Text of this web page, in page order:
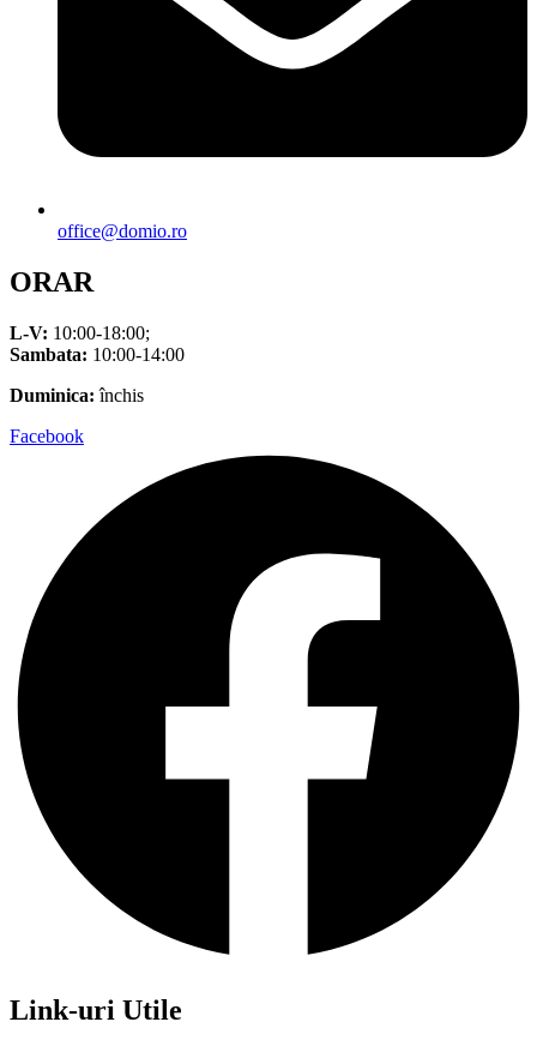
office@domio.ro
ORAR
L-V: 10:00-18:00;
Sambata: 10:00-14:00
Duminica: închis
Facebook
Link-uri Utile